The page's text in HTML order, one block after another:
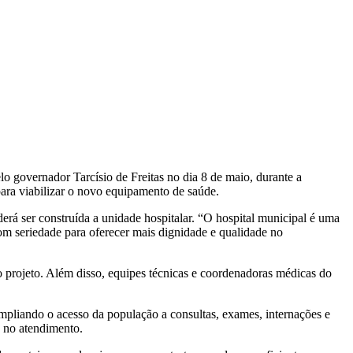
governador Tarcísio de Freitas no dia 8 de maio, durante a
viabilizar o novo equipamento de saúde.
ser construída a unidade hospitalar. “O hospital municipal é uma
seriedade para oferecer mais dignidade e qualidade no
Além disso, equipes técnicas e coordenadoras médicas do
o acesso da população a consultas, exames, internações e
atendimento.